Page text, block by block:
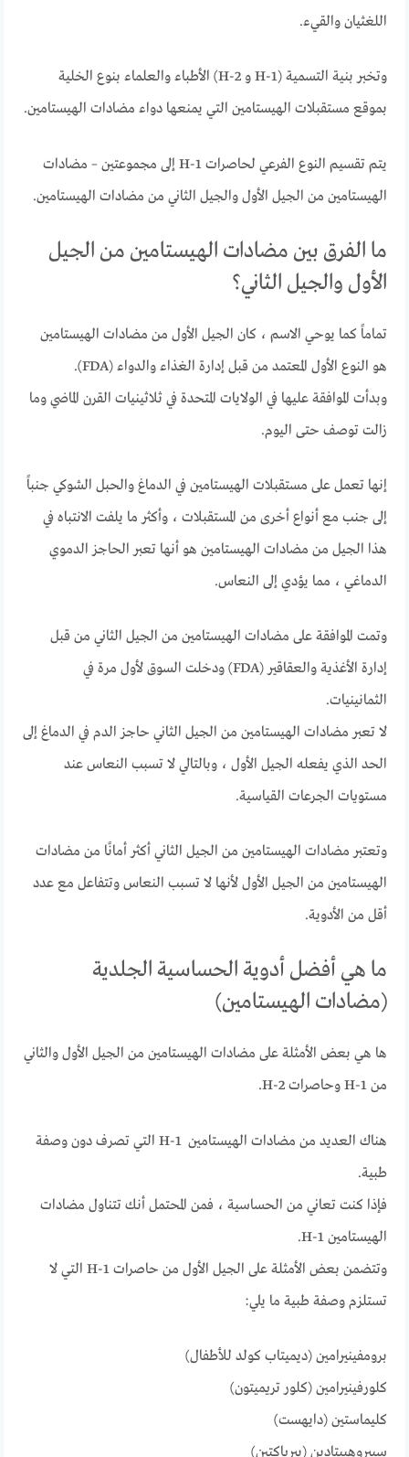
اللغثيان والقيء.
وتخبر بنية التسمية (H-1 و H-2) الأطباء والعلماء بنوع الخلية
بموقع مستقبلات الهيستامين التي يمنعها دواء مضادات الهيستامين.
يتم تقسيم النوع الفرعي لحاصرات H-1 إلى مجموعتين – مضادات
الهيستامين من الجيل الأول والجيل الثاني من مضادات الهيستامين.
ما الفرق بين مضادات الهيستامين من الجيل
الأول والجيل الثاني؟
تماماً كما يوحي الاسم ، كان الجيل الأول من مضادات الهيستامين
هو النوع الأول المعتمد من قبل إدارة الغذاء والدواء (FDA).
وبدأت الموافقة عليها في الولايات المتحدة في ثلاثينيات القرن الماضي وما
زالت توصف حتى اليوم.
إنها تعمل على مستقبلات الهيستامين في الدماغ والحبل الشوكي جنباً
إلى جنب مع أنواع أخرى من المستقبلات ، وأكثر ما يلفت الانتباه في
هذا الجيل من مضادات الهيستامين هو أنها تعبر الحاجز الدموي
الدماغي ، مما يؤدي إلى النعاس.
وتمت الموافقة على مضادات الهيستامين من الجيل الثاني من قبل
إدارة الأغذية والعقاقير (FDA) ودخلت السوق لأول مرة في
الثمانينيات.
لا تعبر مضادات الهيستامين من الجيل الثاني حاجز الدم في الدماغ إلى
الحد الذي يفعله الجيل الأول ، وبالتالي لا تسبب النعاس عند
مستويات الجرعات القياسية.
وتعتبر مضادات الهيستامين من الجيل الثاني أكثر أمانًا من مضادات
الهيستامين من الجيل الأول لأنها لا تسبب النعاس وتتفاعل مع عدد
أقل من الأدوية.
ما هي أفضل أدوية الحساسية الجلدية
(مضادات الهيستامين)
ها هي بعض الأمثلة على مضادات الهيستامين من الجيل الأول والثاني
من H-1 وحاصرات H-2.
هناك العديد من مضادات الهيستامين H-1 التي تصرف دون وصفة
طبية.
فإذا كنت تعاني من الحساسية ، فمن المحتمل أنك تتناول مضادات
الهيستامين H-1.
وتتضمن بعض الأمثلة على الجيل الأول من حاصرات H-1 التي لا
تستلزم وصفة طبية ما يلي:
برومفينيرامين (ديميتاب كولد للأطفال)
كلورفينيرامين (كلور تريميتون)
كليماستين (دايهست)
سيبروهيبتادين (بيرياكتين)